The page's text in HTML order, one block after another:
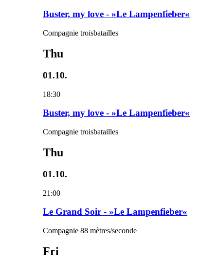
Buster, my love - »Le Lampenfieber«
Compagnie troisbatailles
Thu
01.10.
18:30
Buster, my love - »Le Lampenfieber«
Compagnie troisbatailles
Thu
01.10.
21:00
Le Grand Soir - »Le Lampenfieber«
Compagnie 88 mètres/seconde
Fri